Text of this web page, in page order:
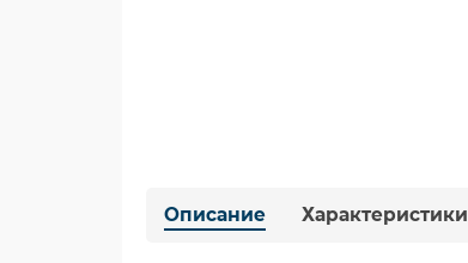
Описание Характеристики